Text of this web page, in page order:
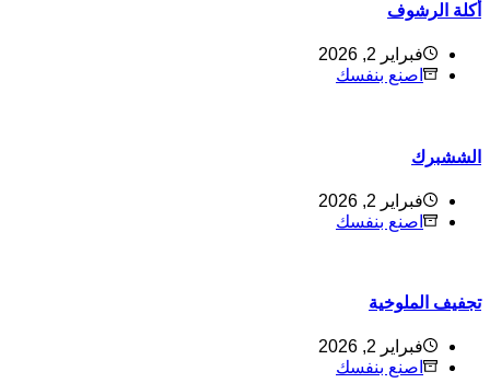
الرشوف
فبراير 2, 2026
اصنع بنفسك
فبراير 2, 2026
اصنع بنفسك
الملوخية
فبراير 2, 2026
اصنع بنفسك